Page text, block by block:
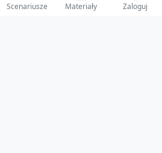
Scenariusze Materiały Zaloguj